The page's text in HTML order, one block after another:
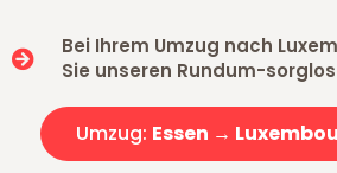
Bei Ihrem Umzug nach
Sie unseren Rundum-
Umzug: Essen →